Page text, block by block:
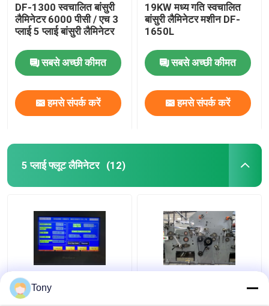
DF-1300 स्वचालित बांसुरी
लैमिनेटर 6000 पीसी / एच 3
प्लाई 5 प्लाई बांसुरी लैमिनेटर
सबसे अच्छी कीमत
हमसे संपर्क करें
19KW मध्य गति स्वचालित
बांसुरी लैमिनेटर मशीन DF-
1650L
सबसे अच्छी कीमत
हमसे संपर्क करें
5 प्लाई फ्लूट लैमिनेटर (12)
दो बांसुरी संयोजन स्वचालित
बांसुरी लैमिनेटर मशीन 5000
1650 * 1450 मिमी 5 प्लाई
Tony